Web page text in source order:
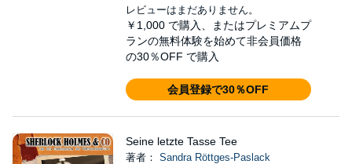
レビューはまだありません。
￥1,000 で購入、またはプレミアムプ
ランの無料体験を始めて非会員価格
の30％OFF で購入
会員登録で30％OFF
Seine letzte Tasse Tee
著者： Sandra Röttges-Paslack